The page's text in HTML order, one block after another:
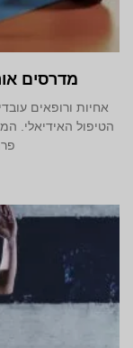
מדרסים
אחיות ורופאים
הטיפול האידיאלי.